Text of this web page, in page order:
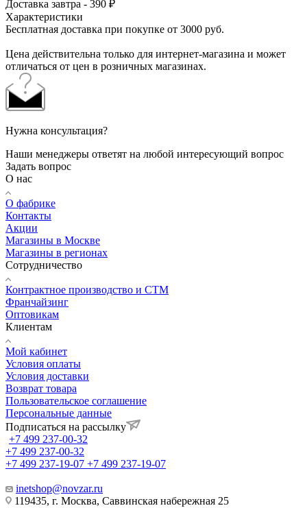
Доставка завтра - 390 ₽
Характеристики
Бесплатная доставка при покупке от 3000 руб.
Цена действительна только для интернет-магазина и может
отличаться от цен в розничных магазинах.
Нужна консультация?
Наши менеджеры ответят на любой интересующий вопрос
Задать вопрос
О нас
О фабрике
Контакты
Акции
Магазины в Москве
Магазины в регионах
Сотрудничество
Контрактное производство и СТМ
Франчайзинг
Оптовикам
Клиентам
Мой кабинет
Условия оплаты
Условия доставки
Возврат товара
Пользовательское соглашение
Персональные данные
Подписаться на рассылку
+7 499 237-00-32
+7 499 237-00-32
+7 499 237-19-07 +7 499 237-19-07
inetshop@novzar.ru
119435, г. Москва, Саввинская набережная 25